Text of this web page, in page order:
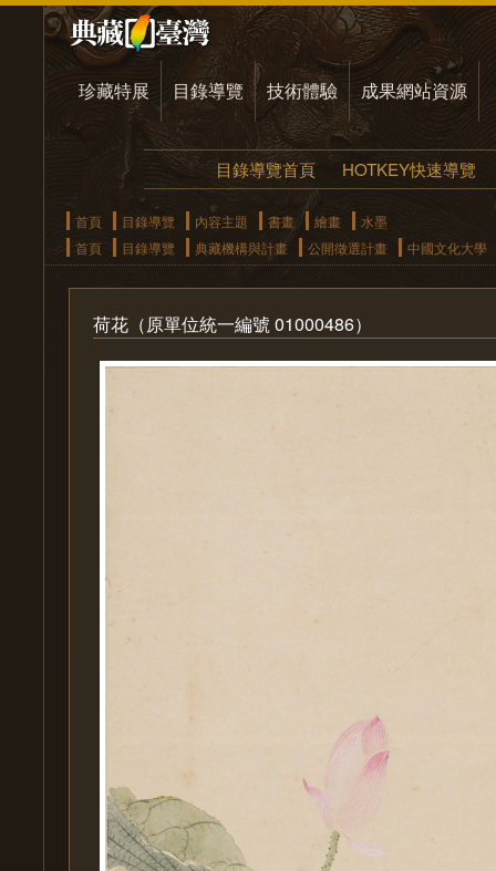
珍藏特展 目錄導覽 技術體驗 成果網站資源
目錄導覽首頁 HOTKEY快速導覽
首頁 目錄導覽 內容主題 書畫 繪畫
水墨
首頁
目錄導覽 典藏機構與計畫 公開徵選計畫 中國文化大學
荷花（原單位統一編號 01000486）